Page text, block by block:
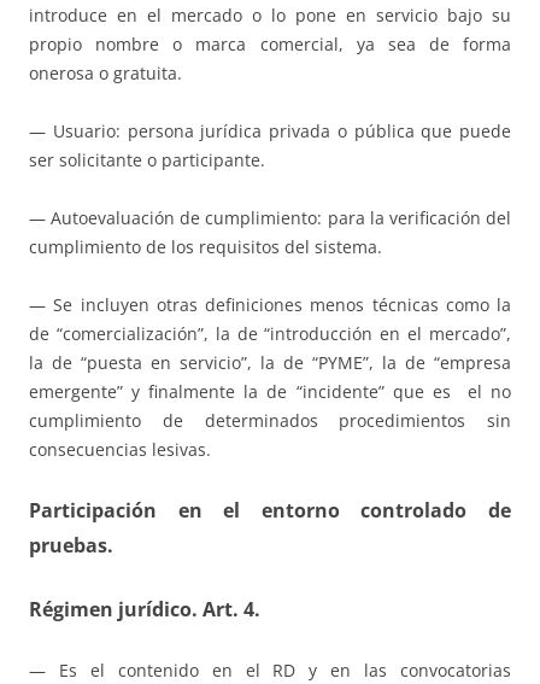
introduce en el mercado o lo pone en servicio bajo su
propio nombre o marca comercial, ya sea de forma
onerosa o gratuita.
— Usuario: persona jurídica privada o pública que puede
ser solicitante o participante.
— Autoevaluación de cumplimiento: para la verificación del
cumplimiento de los requisitos del sistema.
— Se incluyen otras definiciones menos técnicas como la
de “comercialización”, la de “introducción en el mercado”,
la de “puesta en servicio”, la de “PYME”, la de “empresa
emergente” y finalmente la de “incidente” que es el no
cumplimiento de determinados procedimientos sin
consecuencias lesivas.
Participación en el entorno controlado de
pruebas.
Régimen jurídico. Art. 4.
— Es el contenido en el RD y en las convocatorias